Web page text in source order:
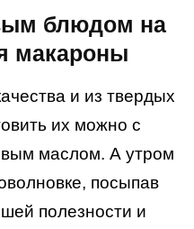
блюдом на
макароны
и из твердых
их можно с
маслом. А утром
посыпав
полезности и